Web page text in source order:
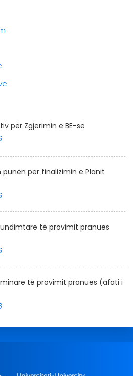
për Zgjerimin e BE-së
punën për finalizimin e Planit
të provimit pranues
të provimit pranues (afati i